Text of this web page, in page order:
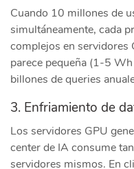
Cuando 10 millones de
simultáneamente, cada
complejos en servidores
parece pequeña (1-5
billones de queries
3. Enfriamiento de
Los servidores GPU
center de IA consume
servidores mismos. En